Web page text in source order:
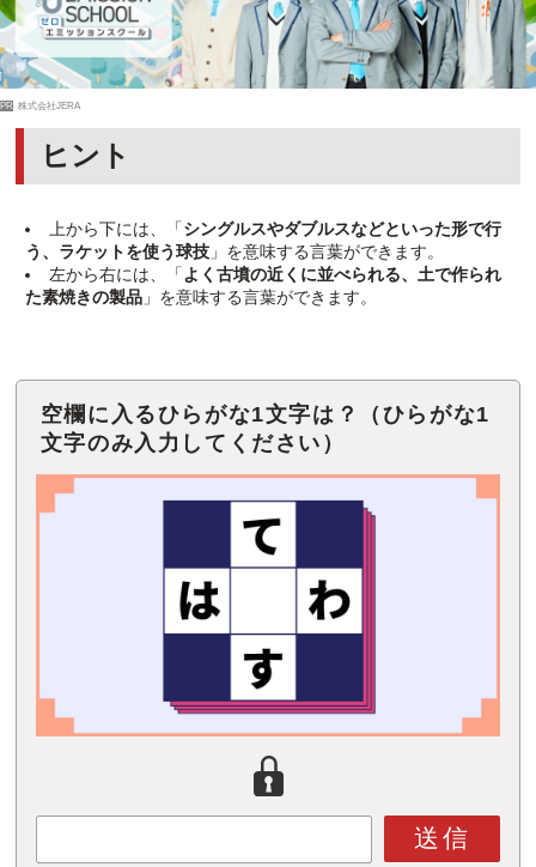
PR 株式会社JERA
ヒント
上から下には、「シングルスやダブルスなどといった形で行
う、ラケットを使う球技 」を意味する言葉ができます。
左から右には、「よく古墳の近くに並べられる、土で作られ
た素焼きの製品 」を意味する言葉ができます。
空欄に入るひらがな1文字は？（ひらがな1
文字のみ入力してください）
送信